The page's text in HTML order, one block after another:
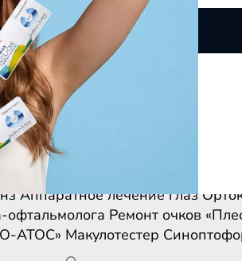
Ремонт очков
АТОС» Макулотестер
Аппаратное лечение глаз
офтальмолога Ремонт очков
АТОС» Макулотестер